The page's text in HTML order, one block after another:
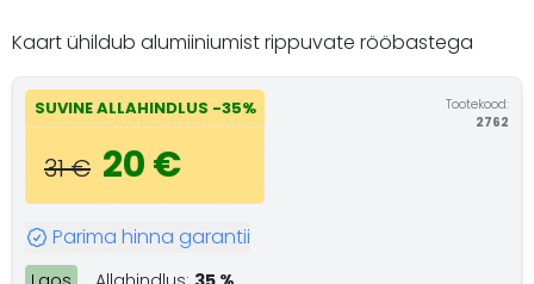
Kaart ühildub alumiiniumist rippuvate rööbastega
SUVINE ALLAHINDLUS -35%
31 € 20 €
Tootekood:
2762
Parima hinna garantii